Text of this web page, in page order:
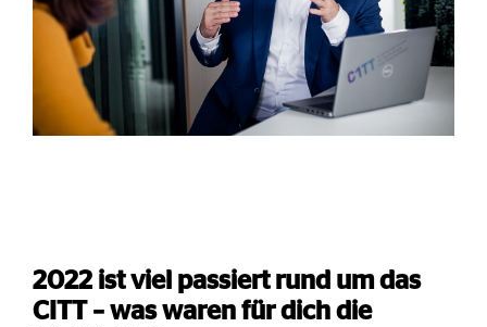
2022 ist viel passiert rund um das
CITT – was waren für dich die